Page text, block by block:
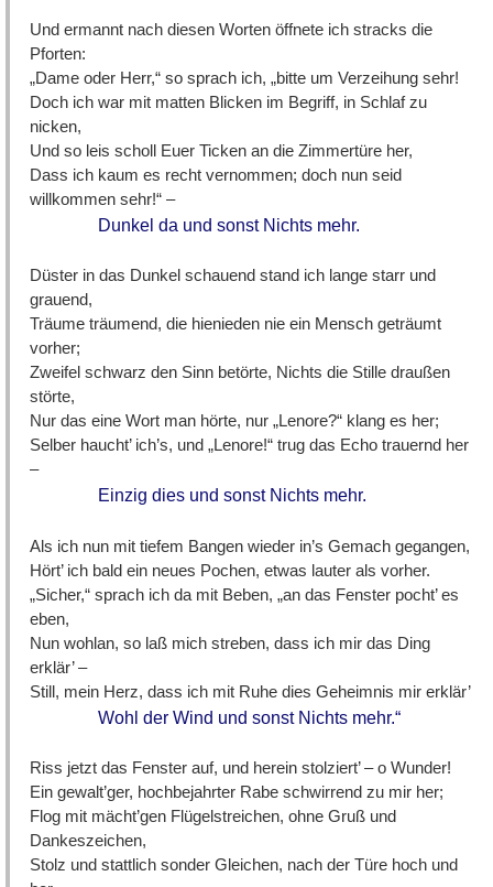
Und ermannt nach diesen Worten öffnete ich stracks die
Pforten:
„Dame oder Herr,“ so sprach ich, „bitte um Verzeihung sehr!
Doch ich war mit matten Blicken im Begriff, in Schlaf zu
nicken,
Und so leis scholl Euer Ticken an die Zimmertüre her,
Dass ich kaum es recht vernommen; doch nun seid
willkommen sehr!“ –
Dunkel da und sonst Nichts mehr.
Düster in das Dunkel schauend stand ich lange starr und
grauend,
Träume träumend, die hienieden nie ein Mensch geträumt
vorher;
Zweifel schwarz den Sinn betörte, Nichts die Stille draußen
störte,
Nur das eine Wort man hörte, nur „Lenore?“ klang es her;
Selber haucht’ ich’s, und „Lenore!“ trug das Echo trauernd her
–
Einzig dies und sonst Nichts mehr.
Als ich nun mit tiefem Bangen wieder in’s Gemach gegangen,
Hört’ ich bald ein neues Pochen, etwas lauter als vorher.
„Sicher,“ sprach ich da mit Beben, „an das Fenster pocht’ es
eben,
Nun wohlan, so laß mich streben, dass ich mir das Ding
erklär’ –
Still, mein Herz, dass ich mit Ruhe dies Geheimnis mir erklär’
Wohl der Wind und sonst Nichts mehr.“
Riss jetzt das Fenster auf, und herein stolziert’ – o Wunder!
Ein gewalt’ger, hochbejahrter Rabe schwirrend zu mir her;
Flog mit mächt’gen Flügelstreichen, ohne Gruß und
Dankeszeichen,
Stolz und stattlich sonder Gleichen, nach der Türe hoch und